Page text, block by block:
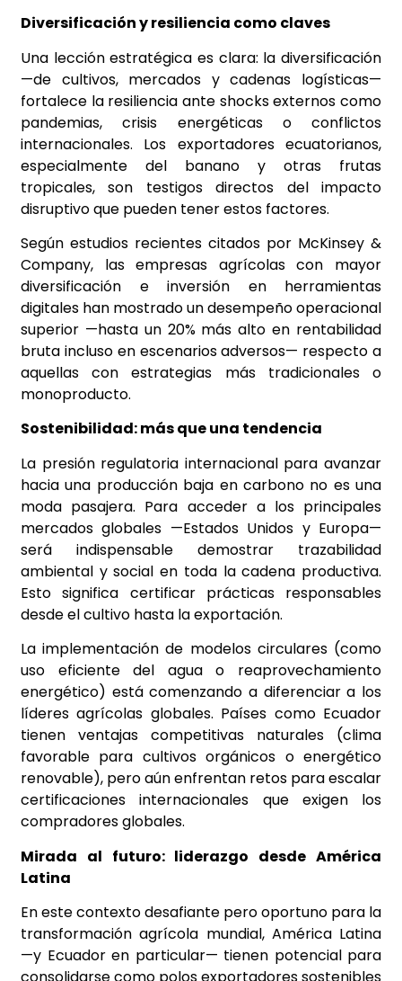
Diversificación y resiliencia como claves
Una lección estratégica es clara: la diversificación
—de cultivos, mercados y cadenas logísticas—
fortalece la resiliencia ante shocks externos como
pandemias, crisis energéticas o conflictos
internacionales. Los exportadores ecuatorianos,
especialmente del banano y otras frutas
tropicales, son testigos directos del impacto
disruptivo que pueden tener estos factores.
Según estudios recientes citados por McKinsey &
Company, las empresas agrícolas con mayor
diversificación e inversión en herramientas
digitales han mostrado un desempeño operacional
superior —hasta un 20% más alto en rentabilidad
bruta incluso en escenarios adversos— respecto a
aquellas con estrategias más tradicionales o
monoproducto.
Sostenibilidad: más que una tendencia
La presión regulatoria internacional para avanzar
hacia una producción baja en carbono no es una
moda pasajera. Para acceder a los principales
mercados globales —Estados Unidos y Europa—
será indispensable demostrar trazabilidad
ambiental y social en toda la cadena productiva.
Esto significa certificar prácticas responsables
desde el cultivo hasta la exportación.
La implementación de modelos circulares (como
uso eficiente del agua o reaprovechamiento
energético) está comenzando a diferenciar a los
líderes agrícolas globales. Países como Ecuador
tienen ventajas competitivas naturales (clima
favorable para cultivos orgánicos o energético
renovable), pero aún enfrentan retos para escalar
certificaciones internacionales que exigen los
compradores globales.
Mirada al futuro: liderazgo desde América
Latina
En este contexto desafiante pero oportuno para la
transformación agrícola mundial, América Latina
—y Ecuador en particular— tienen potencial para